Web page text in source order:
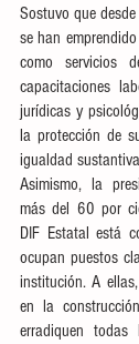
Sostuvo que
se han
como servicios
capacitaciones
jurídicas y
la protección de
igualdad
Asimismo, la
más del 60 por
DIF Estatal está
ocupan puestos
institución. A
en la
erradiquen